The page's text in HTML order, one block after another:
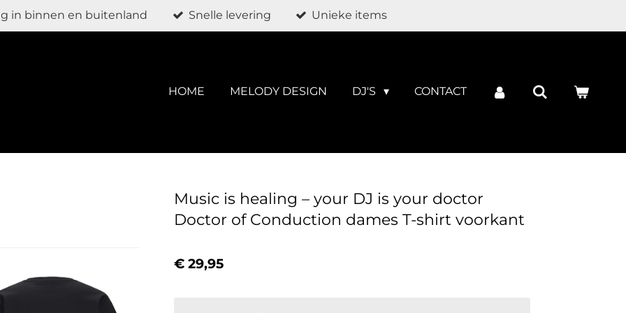
in binnen en buitenland Snelle levering Unieke items
HOME MELODY DESIGN DJ'S CONTACT
Music is healing – your DJ is your doctor
Doctor of Conduction dames T-shirt voorkant
€ 29,95